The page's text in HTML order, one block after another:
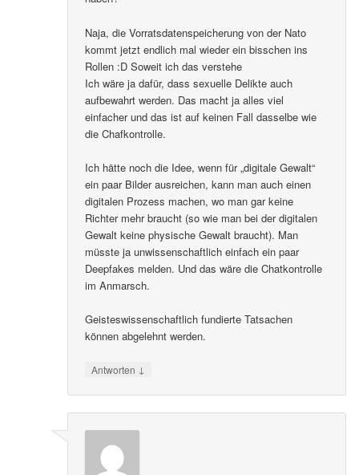
Naja, die Vorratsdatenspeicherung von der Nato
kommt jetzt endlich mal wieder ein bisschen ins
Rollen :D Soweit ich das verstehe
Ich wäre ja dafür, dass sexuelle Delikte auch
aufbewahrt werden. Das macht ja alles viel
einfacher und das ist auf keinen Fall dasselbe wie
die Chafkontrolle.
Ich hätte noch die Idee, wenn für „digitale Gewalt“
ein paar Bilder ausreichen, kann man auch einen
digitalen Prozess machen, wo man gar keine
Richter mehr braucht (so wie man bei der digitalen
Gewalt keine physische Gewalt braucht). Man
müsste ja unwissenschaftlich einfach ein paar
Deepfakes melden. Und das wäre die Chatkontrolle
im Anmarsch.
Geisteswissenschaftlich fundierte Tatsachen
können abgelehnt werden.
Antworten ↓